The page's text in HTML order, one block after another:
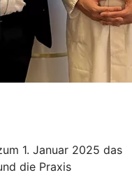
1. Januar 2025 das
die Praxis